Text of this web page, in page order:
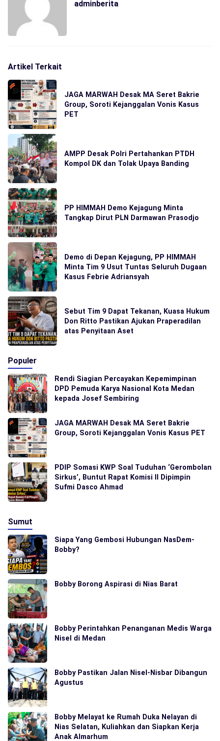
adminberita
Artikel Terkait
JAGA MARWAH Desak MA Seret Bakrie
Group, Soroti Kejanggalan Vonis Kasus
PET
AMPP Desak Polri Pertahankan PTDH
Kompol DK dan Tolak Upaya Banding
PP HIMMAH Demo Kejagung Minta
Tangkap Dirut PLN Darmawan Prasodjo
Demo di Depan Kejagung, PP HIMMAH
Minta Tim 9 Usut Tuntas Seluruh Dugaan
Kasus Febrie Adriansyah
Sebut Tim 9 Dapat Tekanan, Kuasa Hukum
Don Ritto Pastikan Ajukan Praperadilan
atas Penyitaan Aset
Populer
Rendi Siagian Percayakan Kepemimpinan
DPD Pemuda Karya Nasional Kota Medan
kepada Josef Sembiring
JAGA MARWAH Desak MA Seret Bakrie
Group, Soroti Kejanggalan Vonis Kasus PET
PDIP Somasi KWP Soal Tuduhan ‘Gerombolan
Sirkus’, Buntut Rapat Komisi II Dipimpin
Sufmi Dasco Ahmad
Sumut
Siapa Yang Gembosi Hubungan NasDem-
Bobby?
Bobby Borong Aspirasi di Nias Barat
Bobby Perintahkan Penanganan Medis Warga
Nisel di Medan
Bobby Pastikan Jalan Nisel-Nisbar Dibangun
Agustus
Bobby Melayat ke Rumah Duka Nelayan di
Nias Selatan, Kuliahkan dan Siapkan Kerja
Anak Almarhum